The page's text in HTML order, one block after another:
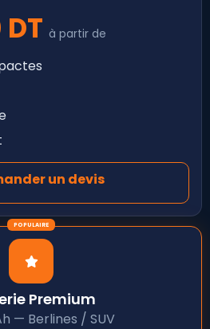
à partir de
un devis
Premium
— Berlines / SUV